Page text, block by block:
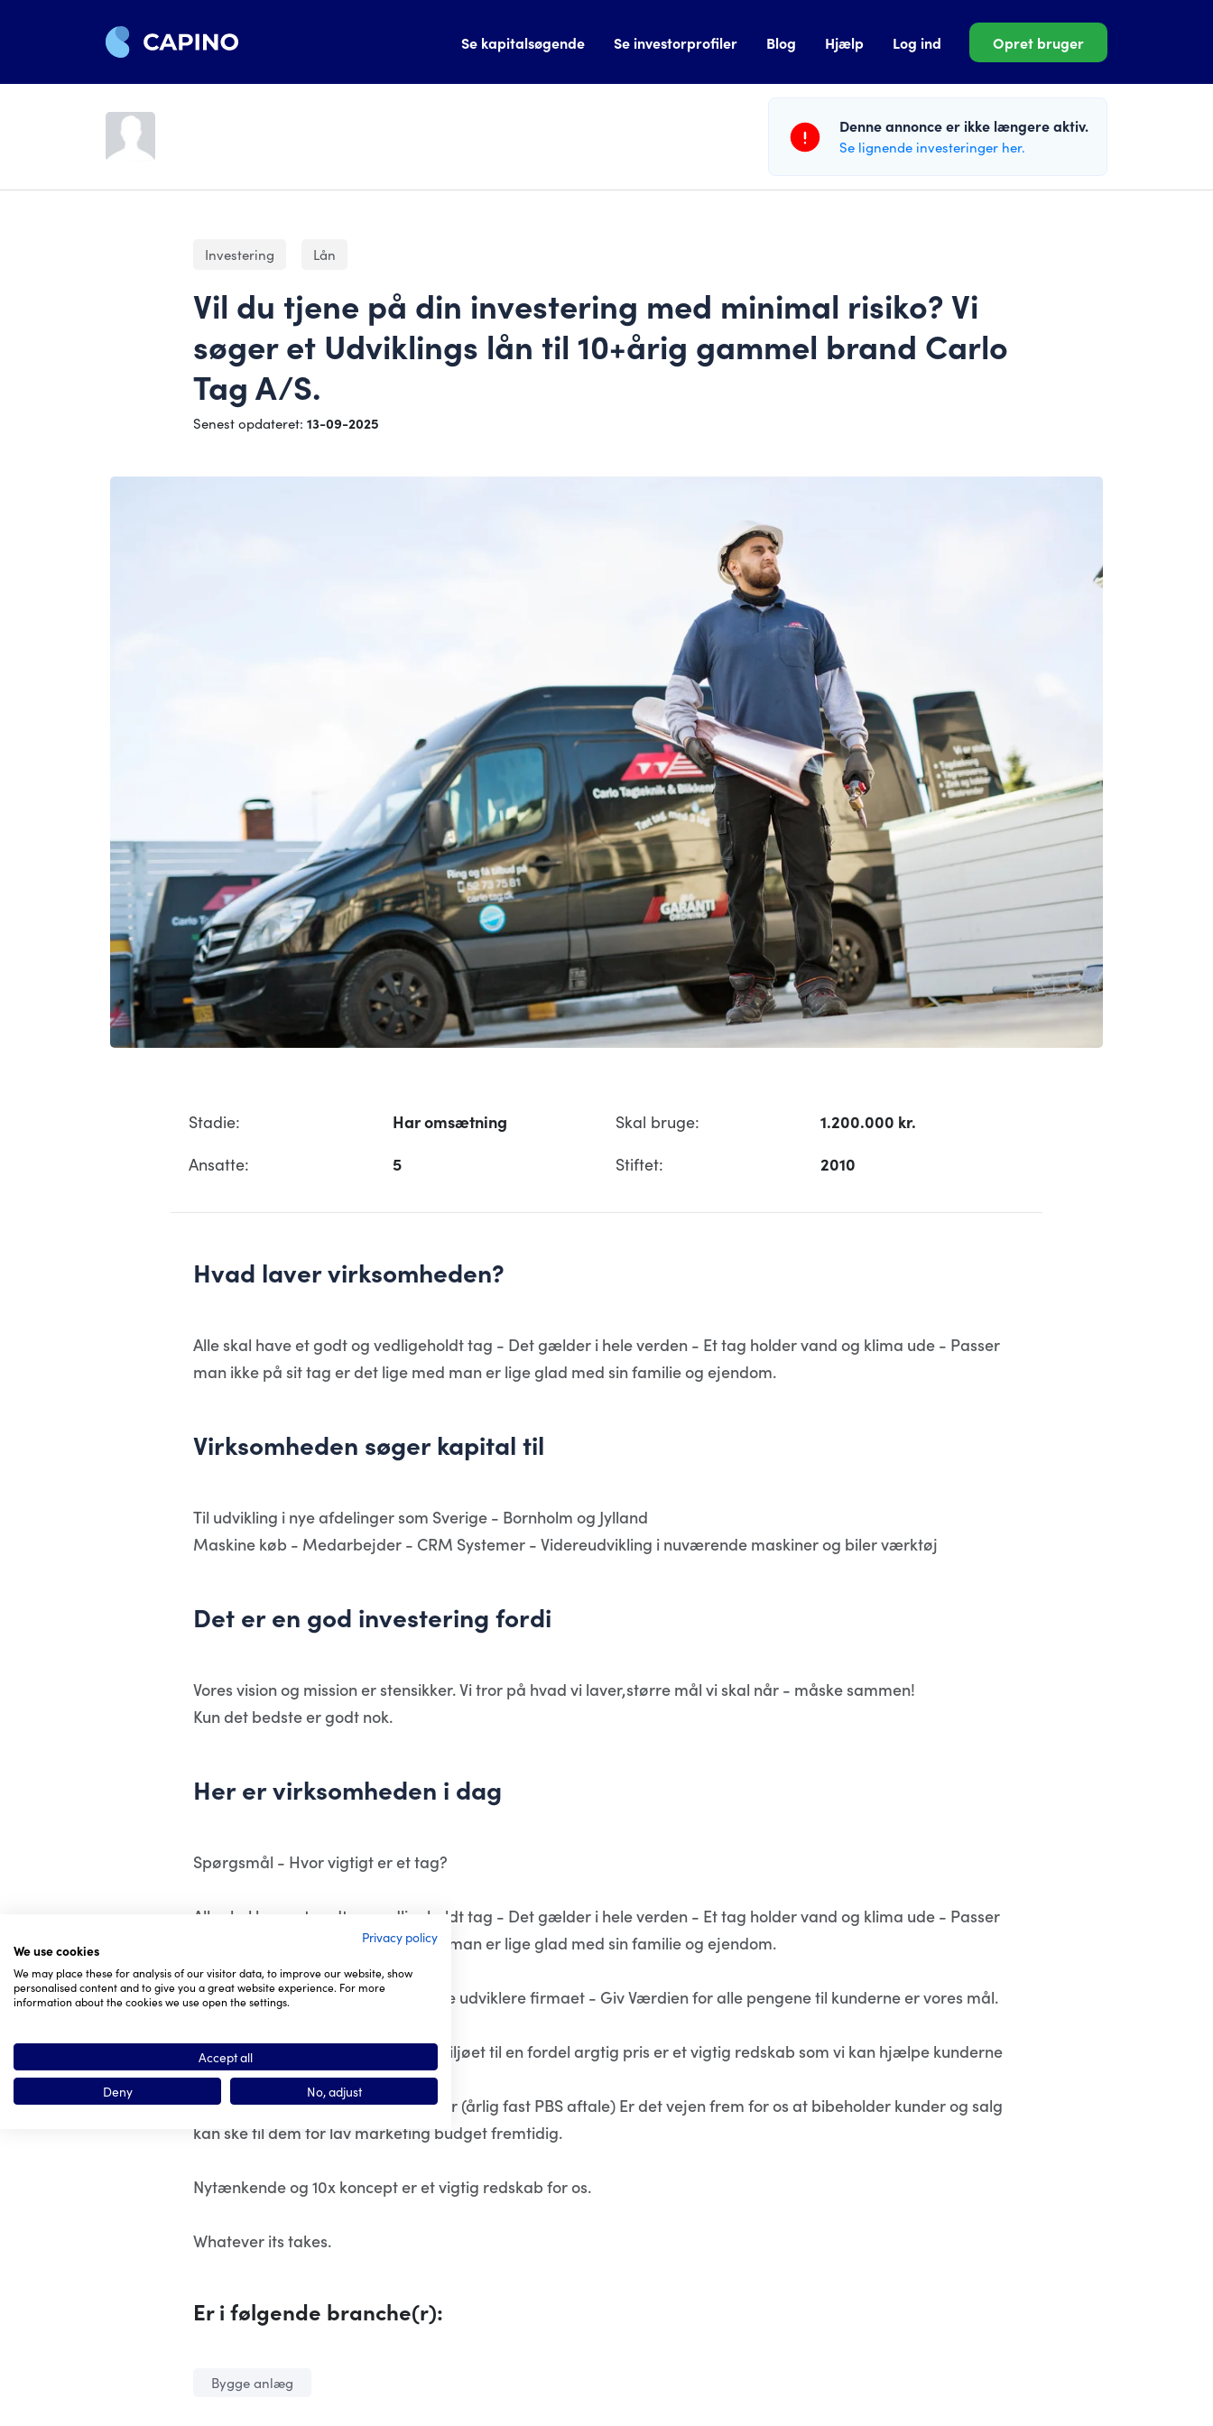
Se kapitalsøgende Se investorprofiler Blog Hjælp Log ind Opret bruger
Denne annonce er ikke længere aktiv.
Se lignende investeringer her.
Investering Lån
Vil du tjene på din investering med minimal risiko? Vi
søger et Udviklings lån til 10+årig gammel brand Carlo
Tag A/S.
Senest opdateret: 13-09-2025
Stadie: Har omsætning Skal bruge:
1.200.000 kr.
Ansatte:
5 Stiftet: 2010
Hvad laver virksomheden?
Alle skal have et godt og vedligeholdt tag - Det gælder i hele verden - Et tag holder vand og klima ude - Passer
man ikke på sit tag er det lige med man er lige glad med sin familie og ejendom.
Virksomheden søger kapital til
Til udvikling i nye afdelinger som Sverige - Bornholm og Jylland
Maskine køb - Medarbejder - CRM Systemer - Videreudvikling i nuværende maskiner og biler værktøj
Det er en god investering fordi
Vores vision og mission er stensikker. Vi tror på hvad vi laver,større mål vi skal når - måske sammen!
Kun det bedste er godt nok.
Her er virksomheden i dag
Spørgsmål - Hvor vigtigt er et tag?
Alle skal have et godt og vedligeholdt tag - Det gælder i hele verden - Et tag holder vand og klima ude - Passer
man ikke på sit tag er det lige med man er lige glad med sin familie og ejendom.
Vi har koncept og systemer til videre udviklere firmaet - Giv Værdien for alle pengene til kunderne er vores mål.
Forlænge tagets levetid og skånemiljøet til en fordel argtig pris er et vigtig redskab som vi kan hjælpe kunderne
med worldwide.
Med vores forskellige service aftaler (årlig fast PBS aftale) Er det vejen frem for os at bibeholder kunder og salg
kan ske til dem for lav marketing budget fremtidig.
Nytænkende og 10x koncept er et vigtig redskab for os.
Whatever its takes.
Er i følgende branche(r):
Bygge anlæg
Privacy policy
We use cookies
We may place these for analysis of our visitor data, to improve our website, show
personalised content and to give you a great website experience. For more
information about the cookies we use open the settings.
Accept all
Deny
No, adjust